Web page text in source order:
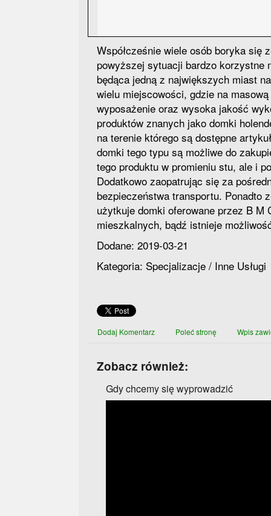
Współcześnie wiele osób boryka się
powyższej sytuacji bardzo korzystne
będąca jedną z największych miast
wielu miejscowości, gdzie na
wyposażenie oraz wysoka jakość
produktów znanych jako domki
na terenie którego są dostępne
domki tego typu są możliwe do
tego produktu w promieniu stu, ale i
Dodatkowo zaopatrując się za
bezpieczeństwa transportu. Ponadto
użytkuje domki oferowane przez B M
mieszkalnych, bądź istnieje
Dodane: 2019-03-21
Kategoria: Specjalizacje / Inne Usługi
Dodaj Komentarz Poleć stronę Wpis
Zobacz również:
Gdy chcemy się wyprowadzić